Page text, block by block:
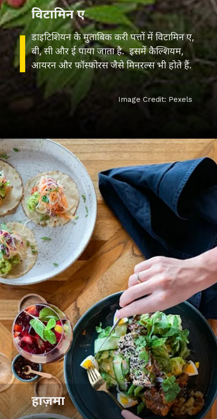
डाइटिशियन के मुताबिक करी पत्तों में विटामिन ए,
बी, सी और ई पाया जाता है. इसमें कैल्शियम,
आयरन और फॉस्फोरस जैसे मिनरल्स भी होते हैं.
विटामिन ए
Image Credit: Pexels
हाज़मा